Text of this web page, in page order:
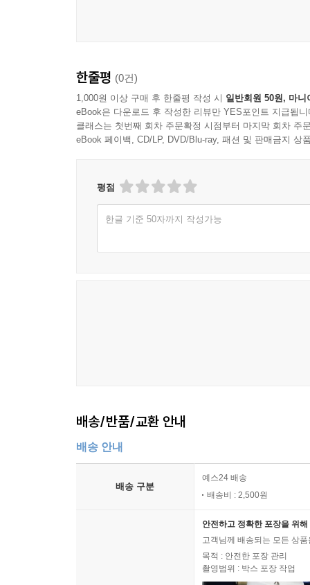
한줄평 (0건)
1,000원 이상 구매 후 한줄평 작성 시 일반회원 50원, 마니
eBook은 다운로드 후 작성한 리뷰만 YES포인트 지급됩니
클래스는 첫번째 회차 주문확정 시점부터 마지막 회차 주
eBook 페이백, CD/LP, DVD/Blu-ray, 패션 및 판매금지 상
평점
한글 기준 50자까지 작성가능
배송/반품/교환 안내
배송 안내
배송 구분
예스24 배송
배송비 : 2,500원
안전하고 정확한 포장을 위
고객님께 배송되는 모든 상
목적 : 안전한 포장 관리
촬영범위 : 박스 포장 작업